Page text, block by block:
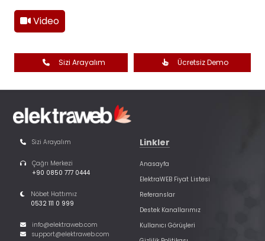
Video
Sizi Arayalım Ücretsiz Demo
Sizi Arayalım
Çağrı Merkezi
+90 0850 777 0444
Nöbet Hattımız
0532 111 0 999
info@elektraweb.com
support@elektraweb.com
Linkler
Anasayfa
ElektraWEB Fiyat Listesi
Referanslar
Destek Kanallarımız
Kullanıcı Görüşleri